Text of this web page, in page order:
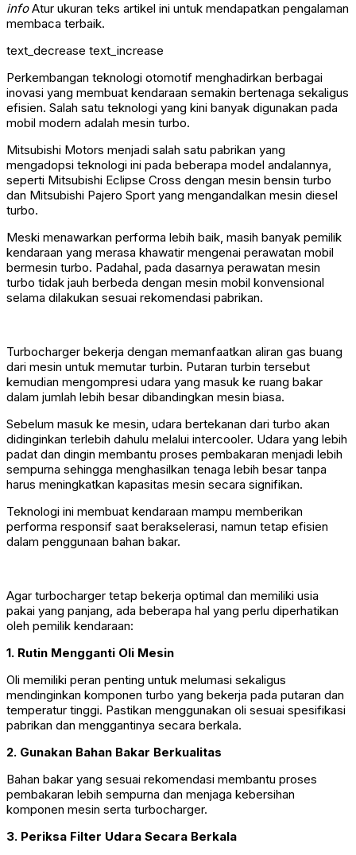
infoAtur ukuran teks artikel ini untuk mendapatkan pengalaman
membaca terbaik.
text_decrease text_increase
Perkembangan teknologi otomotif menghadirkan berbagai
inovasi yang membuat kendaraan semakin bertenaga sekaligus
efisien. Salah satu teknologi yang kini banyak digunakan pada
mobil modern adalah mesin turbo.
Mitsubishi Motors menjadi salah satu pabrikan yang
mengadopsi teknologi ini pada beberapa model andalannya,
seperti Mitsubishi Eclipse Cross dengan mesin bensin turbo
dan Mitsubishi Pajero Sport yang mengandalkan mesin diesel
turbo.
Meski menawarkan performa lebih baik, masih banyak pemilik
kendaraan yang merasa khawatir mengenai perawatan mobil
bermesin turbo. Padahal, pada dasarnya perawatan mesin
turbo tidak jauh berbeda dengan mesin mobil konvensional
selama dilakukan sesuai rekomendasi pabrikan.
Turbocharger bekerja dengan memanfaatkan aliran gas buang
dari mesin untuk memutar turbin. Putaran turbin tersebut
kemudian mengompresi udara yang masuk ke ruang bakar
dalam jumlah lebih besar dibandingkan mesin biasa.
Sebelum masuk ke mesin, udara bertekanan dari turbo akan
didinginkan terlebih dahulu melalui intercooler. Udara yang lebih
padat dan dingin membantu proses pembakaran menjadi lebih
sempurna sehingga menghasilkan tenaga lebih besar tanpa
harus meningkatkan kapasitas mesin secara signifikan.
Teknologi ini membuat kendaraan mampu memberikan
performa responsif saat berakselerasi, namun tetap efisien
dalam penggunaan bahan bakar.
Agar turbocharger tetap bekerja optimal dan memiliki usia
pakai yang panjang, ada beberapa hal yang perlu diperhatikan
oleh pemilik kendaraan:
1. Rutin Mengganti Oli Mesin
Oli memiliki peran penting untuk melumasi sekaligus
mendinginkan komponen turbo yang bekerja pada putaran dan
temperatur tinggi. Pastikan menggunakan oli sesuai spesifikasi
pabrikan dan menggantinya secara berkala.
2. Gunakan Bahan Bakar Berkualitas
Bahan bakar yang sesuai rekomendasi membantu proses
pembakaran lebih sempurna dan menjaga kebersihan
komponen mesin serta turbocharger.
3. Periksa Filter Udara Secara Berkala